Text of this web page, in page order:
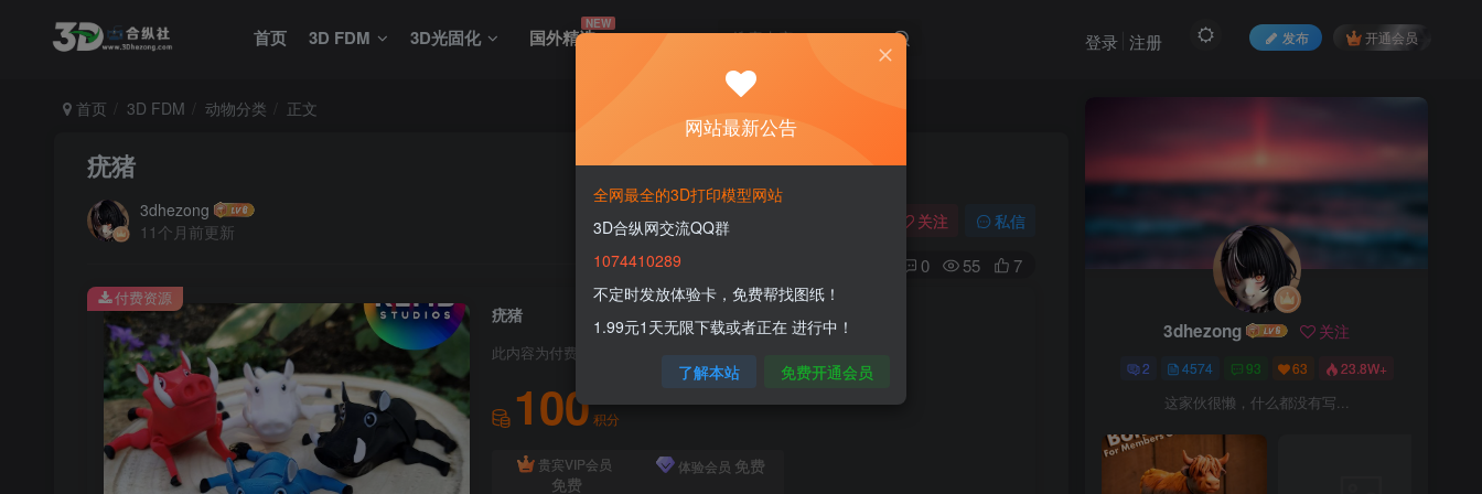
首页 3D FDM 3D光固化 国外精选
NEW
发布 开通会员
登录 注册
首页 3D FDM 动物分类 正文
疣猪
3dhezong
11个月前更新
关注 私信
0 55 7
疣猪
此内容为付费资源，请付费后查看
100积分
贵宾VIP会员
免费
体验会员 免费
付费资源
3dhezong 关注
2 4574 93 63 23.8W+
这家伙很懒，什么都没有写...
网站最新公告
全网最全的3D打印模型网站
3D合纵网交流QQ群
1074410289
不定时发放体验卡，免费帮找图纸！
1.99元1天无限下载或者正在 进行中！
了解本站 免费开通会员